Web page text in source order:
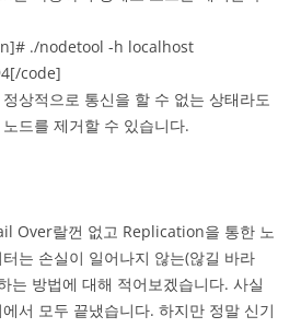
./nodetool -h localhost
code]
상적으로 통신을 할 수 없는 상태라도
드를 제거할 수 있습니다.
Over랄껀 없고 Replication을 통한 노
는 손실이 일어나지 않는(않길 바라
는 방법에 대해 적어보겠습니다. 사실
서 모두 끝냈습니다. 하지만 정말 신기